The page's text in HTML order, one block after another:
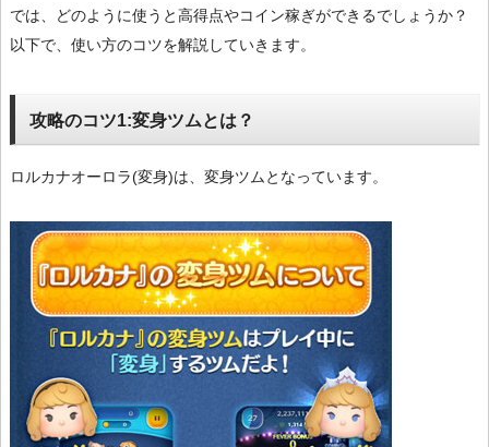
では、どのように使うと高得点やコイン稼ぎができるでしょうか？
以下で、使い方のコツを解説していきます。
攻略のコツ1:変身ツムとは？
ロルカナオーロラ(変身)は、変身ツムとなっています。